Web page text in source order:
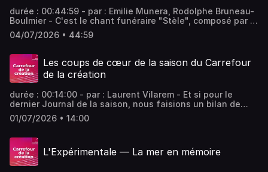
durée : 00:44:59 - par : Emilie Munera, Rodolphe Bruneau-
Boulmier - C'est le chant funéraire "Stèle", composé par le
hongrois György Kurtág qui est mis à l'honneur
aujourd'hui, interprété par l'orchestre philarmonique de
compositeur américain David Sisco. - équipe : Lionel
Quantin, Aurore Mancip Vous aimez ce podcast ? Pour
écouter tous les épisodes sans limite, rendez-vous sur
04/07/2026 • 44:59
Les coups de cœur de la saison du Carrefour
de la création
durée : 00:14:00 - par : Laurent Vilarem - Et si pour le
dernier Journal de la saison, nous faisions un bilan de
l’année écoulée ? L’équipe du Carrefour de la création
choisit ses concerts, disques ou créations préférés de la
Mony Vous aimez ce podcast ? Pour écouter tous les
épisodes sans limite, rendez-vous sur Radio France
01/07/2026 • 14:00
L'Expérimentale — La mer en mémoire